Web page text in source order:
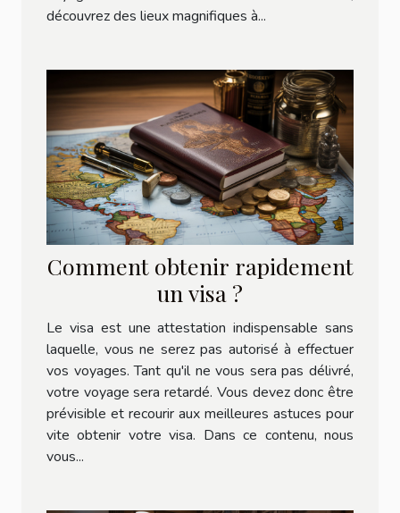
découvrez des lieux magnifiques à...
Comment obtenir rapidement
un visa ?
Le visa est une attestation indispensable sans
laquelle, vous ne serez pas autorisé à effectuer
vos voyages. Tant qu'il ne vous sera pas délivré,
votre voyage sera retardé. Vous devez donc être
prévisible et recourir aux meilleures astuces pour
vite obtenir votre visa. Dans ce contenu, nous
vous...